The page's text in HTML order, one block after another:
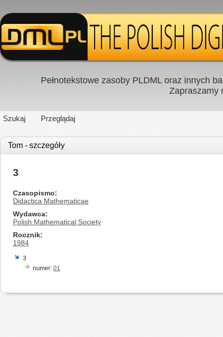
Pełnotekstowe zasoby PLDML oraz innych
Zapraszamy
Szukaj Przeglądaj
Tom - szczegóły
3
Czasopismo
Didactica Mathematicae
Wydawca
Polish Mathematical Society
Rocznik
1984
3
numer: 01